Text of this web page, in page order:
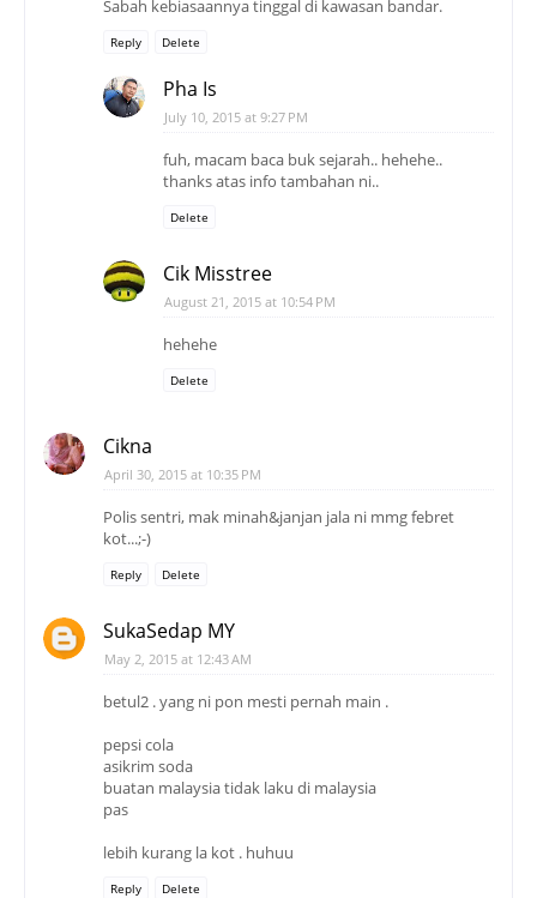
Sabah kebiasaannya tinggal di kawasan bandar.
Reply Delete
Pha Is
July 10, 2015 at 9:27 PM
fuh, macam baca buk sejarah.. hehehe..
thanks atas info tambahan ni..
Delete
Cik Misstree
August 21, 2015 at 10:54 PM
hehehe
Delete
Cikna
April 30, 2015 at 10:35 PM
Polis sentri, mak minah&janjan jala ni mmg febret
kot...;-)
Reply Delete
SukaSedap MY
May 2, 2015 at 12:43 AM
betul2 . yang ni pon mesti pernah main .
pepsi cola
asikrim soda
buatan malaysia tidak laku di malaysia
pas
lebih kurang la kot . huhuu
Reply Delete